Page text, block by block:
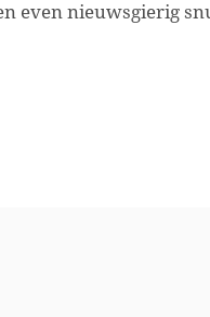
even nieuwsgierig